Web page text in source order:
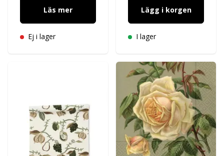
Läs mer
Ej i lager
Lägg i korgen
I lager